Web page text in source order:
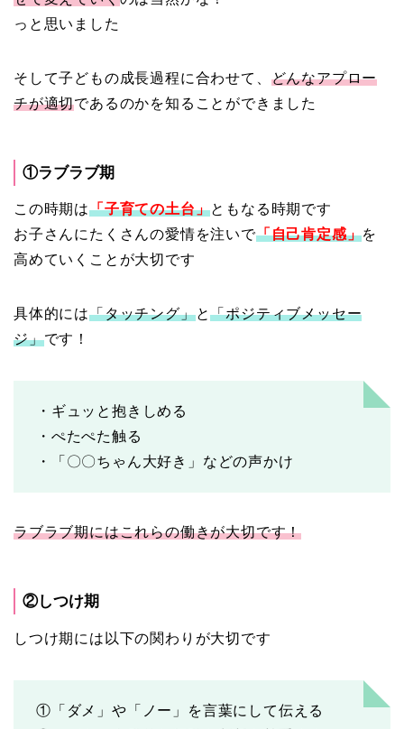
っと思いました
そして子どもの成長過程に合わせて、 どんなアプロー
チが適切であるのかを知ることができました
①ラブラブ期
この時期は「子育ての土台」ともなる時期です
お子さんにたくさんの愛情を注いで「自己肯定感」を
高めていくことが大切です
具体的には「タッチング」と「ポジティブメッセー
ジ」です！
・ギュッと抱きしめる
・ぺたぺた触る
・「〇〇ちゃん大好き」などの声かけ
ラブラブ期にはこれらの働きが大切です！
②しつけ期
しつけ期には以下の関わりが大切です
①「ダメ」や「ノー」を言葉にして伝える